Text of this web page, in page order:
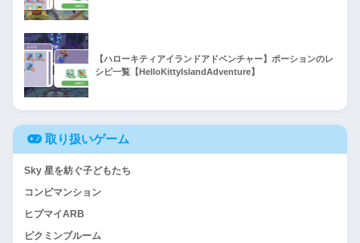
【ハローキティアイランドアドベンチャー】ポーションのレ
シピ一覧【HelloKittyIslandAdventure】
取り扱いゲーム
Sky 星を紡ぐ子どもたち
コンビマンション
ヒプマイARB
ピクミンブルーム